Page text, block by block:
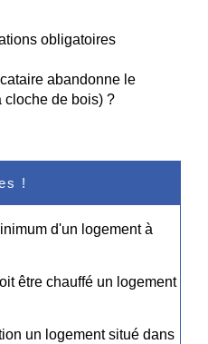
obligatoires
abandonne le
cloche de bois) ?
!
d'un logement à
être chauffé un logement
un logement situé dans